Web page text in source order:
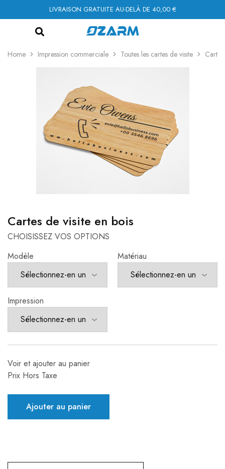
LIVRAISON GRATUITE AU-DELÀ DE 40,00 €
Home Impression commerciale Toutes les cartes de visite
Cartes de visite en bois
CHOISISSEZ VOS OPTIONS
Modèle
Matériau
Impression
Voir et ajouter au panier
Prix Hors Taxe
Ajouter au panier